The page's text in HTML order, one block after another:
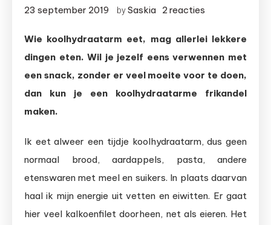
23 september 2019 bySaskia 2 reacties
snacken:
frikandel
uit
de
Wie koolhydraatarm eet, mag allerlei lekkere
dingen eten. Wil je jezelf eens verwennen met
een snack, zonder er veel moeite voor te doen,
dan kun je een koolhydraatarme frikandel
maken.
Ik eet alweer een tijdje koolhydraatarm, dus geen
normaal brood, aardappels, pasta, andere
etenswaren met meel en suikers. In plaats daarvan
haal ik mijn energie uit vetten en eiwitten. Er gaat
hier veel kalkoenfilet doorheen, net als eieren. Het